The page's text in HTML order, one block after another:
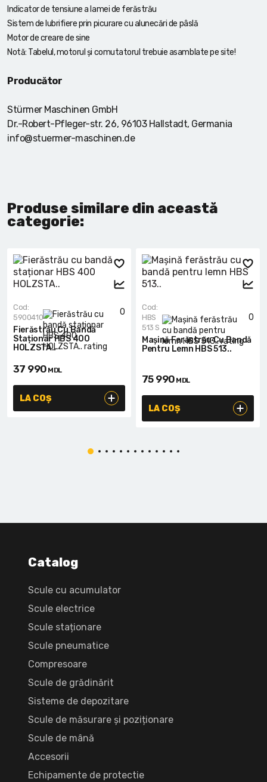
Indicator de tensiune a lamei de ferăstrău
Sistem de lubrifiere prin picurare cu alunecări de pâslă
Motor de creare de sine
Notă: Tabelul, motorul și comutatorul trebuie asamblate pe site!
Producător
Stürmer Maschinen GmbH
Dr.-Robert-Pfleger-str. 26, 96103 Hallstadt, Germania
info@stuermer-maschinen.de
Produse similare din această
categorie:
0
Cod:
5900410
Fierăstrău Cu Bandă
Staționar HBS 400
HOLZSTA..
37 990 MDL
LA COȘ
0
Cod:
HBS
513 S
Mașină Ferăstrău Cu Bandă
Pentru Lemn HBS 513..
75 990 MDL
LA COȘ
Catalog
Scule cu acumulator
Scule electrice
Scule staționare
Scule pneumatice
Compresoare
Scule de grădinărit
Sisteme de depozitare
Scule de măsurare și poziționare
Scule de mână
Accesorii
Echipamente de protectie